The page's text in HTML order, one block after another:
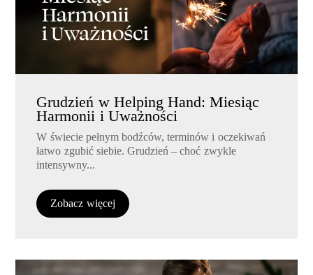
Grudzień w Helping Hand: Miesiąc
Harmonii i Uważności
W świecie pełnym bodźców, terminów i oczekiwań
łatwo zgubić siebie. Grudzień – choć zwykle
intensywny...
Zobacz więcej